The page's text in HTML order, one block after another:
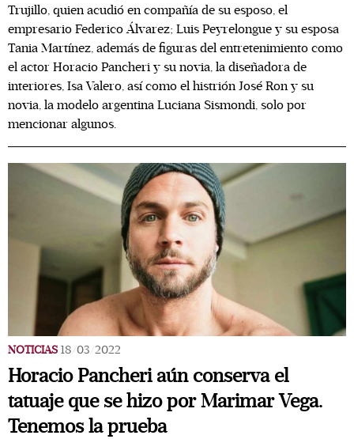
Trujillo, quien acudió en compañía de su esposo, el
empresario Federico Álvarez; Luis Peyrelongue y su esposa
Tania Martínez, además de figuras del entretenimiento como
el actor Horacio Pancheri y su novia, la diseñadora de
interiores, Isa Valero, así como el histrión José Ron y su
novia, la modelo argentina Luciana Sismondi, solo por
mencionar algunos.
NOTICIAS 18/03/2022
Horacio Pancheri aún conserva el
tatuaje que se hizo por Marimar Vega.
Tenemos la prueba